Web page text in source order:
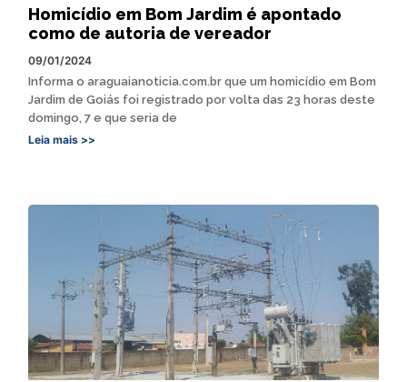
Homicídio em Bom Jardim é apontado
como de autoria de vereador
09/01/2024
Informa o araguaianoticia.com.br que um homicídio em Bom
Jardim de Goiás foi registrado por volta das 23 horas deste
domingo, 7 e que seria de
Leia mais >>